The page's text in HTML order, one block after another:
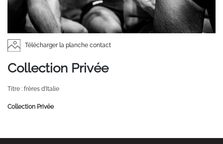
Télécharger la planche contact
Collection Privée
Titre : frères d'Italie
Collection Privée